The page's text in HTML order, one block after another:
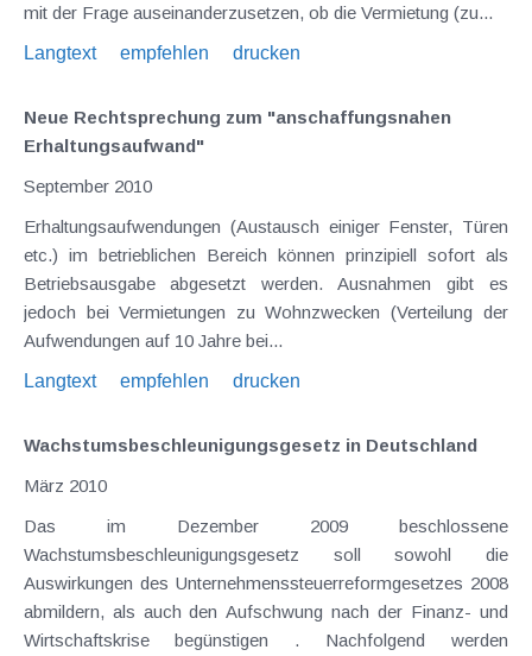
mit der Frage auseinanderzusetzen, ob die Vermietung (zu...
Langtext
empfehlen drucken
Neue Rechtsprechung zum "anschaffungsnahen
Erhaltungsaufwand"
September 2010
Erhaltungsaufwendungen (Austausch einiger Fenster, Türen
etc.) im betrieblichen Bereich können prinzipiell sofort als
Betriebsausgabe abgesetzt werden. Ausnahmen gibt es
jedoch bei Vermietungen zu Wohnzwecken (Verteilung der
Aufwendungen auf 10 Jahre bei...
Langtext
empfehlen drucken
Wachstumsbeschleunigungsgesetz in Deutschland
März 2010
Das im Dezember 2009 beschlossene
Wachstumsbeschleunigungsgesetz soll sowohl die
Auswirkungen des Unternehmenssteuerreformgesetzes 2008
abmildern, als auch den Aufschwung nach der Finanz- und
Wirtschaftskrise begünstigen . Nachfolgend werden